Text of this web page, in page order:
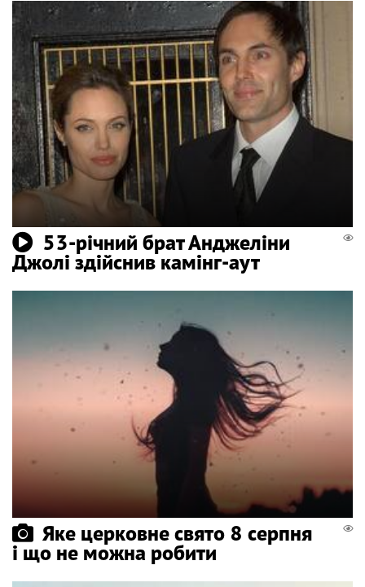
53-річний брат Анджеліни
Джолі здійснив камінг-аут
Яке церковне свято 8 серпня
і що не можна робити